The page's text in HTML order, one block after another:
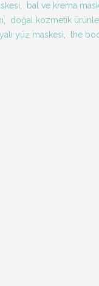
bal ve krema
doğal kozmetik
yüz maskesi the